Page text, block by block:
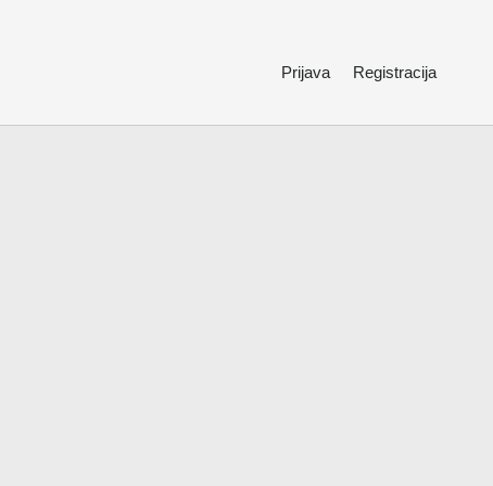
Prijava Registracija